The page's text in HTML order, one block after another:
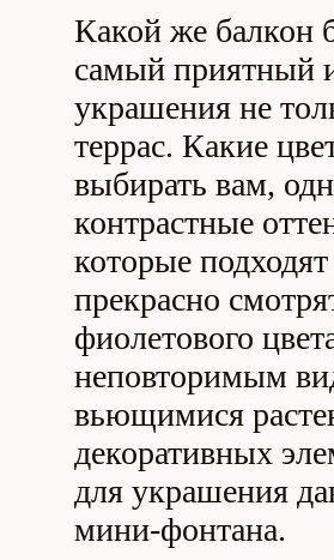
Какой же балкон
самый приятный
украшения не
террас. Какие
выбирать вам,
контрастные
которые
прекрасно
фиолетового
неповторимым
вьющимися
декоративных
для украшения
мини-фонтана.